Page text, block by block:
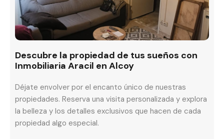
Descubre la propiedad de tus sueños con
Inmobiliaria Aracil en Alcoy
Déjate envolver por el encanto único de nuestras
propiedades. Reserva una visita personalizada y explora
la belleza y los detalles exclusivos que hacen de cada
propiedad algo especial.